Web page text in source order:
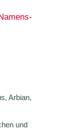
Arbian,
und